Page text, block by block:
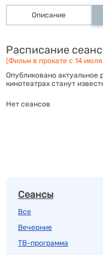
Описание
Расписание
(Фильм в прокате с 14
Опубликовано актуальное
кинотеатрах станут
Нет сеансов
Сеансы
Все
Вечерние
ТВ-программа